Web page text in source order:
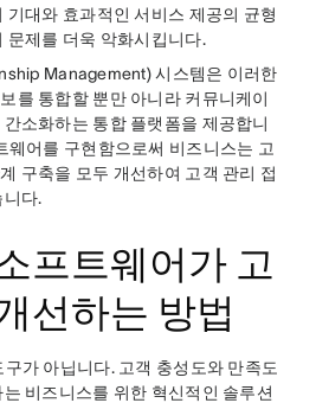
기대와 효과적인 서비스 제공의 균형
문제를 더욱 악화시킵니다.
Management) 시스템은 이러한
를 통합할 뿐만 아니라 커뮤니케이
소화하는 통합 플랫폼을 제공합니
웨어를 구현함으로써 비즈니스는 고
구축을 모두 개선하여 고객 관리 접
니다.
프트웨어가 고
선하는 방법
가 아닙니다. 고객 충성도와 만족도
비즈니스를 위한 혁신적인 솔루션